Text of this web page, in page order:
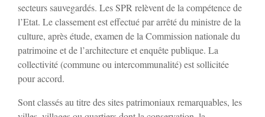
Monéteau
Montigny-la-resle
Perrigny
secteurs sauvegardés. Les SPR relèvent de la compétence de
l’Etat. Le classement est effectué par arrêté du ministre de la
culture, après étude, examen de la Commission nationale du
patrimoine et de l’architecture et enquête publique. La
collectivité (commune ou intercommunalité) est sollicitée
pour accord.
Sont classés au titre des sites patrimoniaux remarquables, les